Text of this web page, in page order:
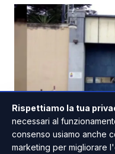
MESSINA
Rispettiamo la tua
necessari al
consenso usiamo anche
marketing per migliorare